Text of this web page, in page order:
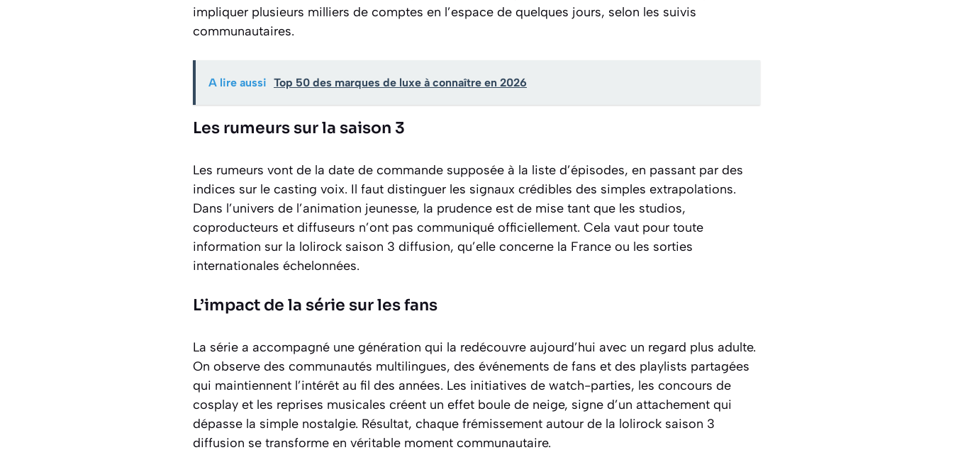
impliquer plusieurs milliers de comptes en l’espace de quelques jours, selon les suivis
communautaires.
A lire aussi Top 50 des marques de luxe à connaître en 2026
Les rumeurs sur la saison 3
Les rumeurs vont de la date de commande supposée à la liste d’épisodes, en passant par des
indices sur le casting voix. Il faut distinguer les signaux crédibles des simples extrapolations.
Dans l’univers de l’animation jeunesse, la prudence est de mise tant que les studios,
coproducteurs et diffuseurs n’ont pas communiqué officiellement. Cela vaut pour toute
information sur la lolirock saison 3 diffusion, qu’elle concerne la France ou les sorties
internationales échelonnées.
L’impact de la série sur les fans
La série a accompagné une génération qui la redécouvre aujourd’hui avec un regard plus adulte.
On observe des communautés multilingues, des événements de fans et des playlists partagées
qui maintiennent l’intérêt au fil des années. Les initiatives de watch-parties, les concours de
cosplay et les reprises musicales créent un effet boule de neige, signe d’un attachement qui
dépasse la simple nostalgie. Résultat, chaque frémissement autour de la lolirock saison 3
diffusion se transforme en véritable moment communautaire.